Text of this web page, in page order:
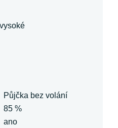
vysoké
Půjčka bez volání
85 %
ano